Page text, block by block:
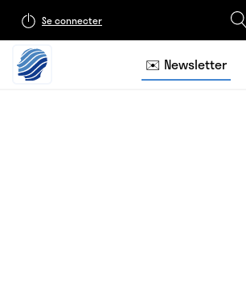
Se connecter
✉️ Newsletter